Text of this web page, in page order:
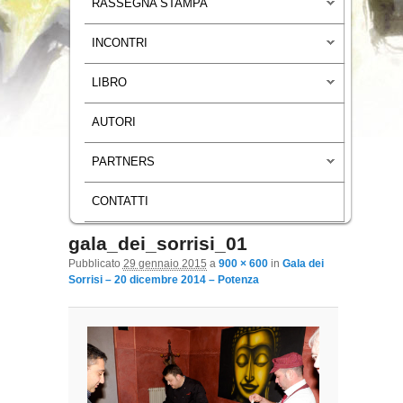
RASSEGNA STAMPA
INCONTRI
LIBRO
AUTORI
PARTNERS
CONTATTI
Navigazione immagini
gala_dei_sorrisi_01
Pubblicato 29 gennaio 2015 a 900 × 600in Gala dei
Sorrisi – 20 dicembre 2014 – Potenza